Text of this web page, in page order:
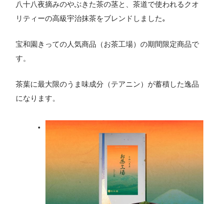
八十八夜摘みのやぶきた茶の茎と、茶道で使われるクオ
リティーの高級宇治抹茶をブレンドしました｡
宝和園きっての人気商品（お茶工場）の期間限定商品で
す。
茶葉に最大限のうま味成分（テアニン）が蓄積した逸品
になります。